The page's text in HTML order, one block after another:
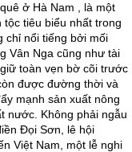
ở Hà Nam , là một
tiêu biểu nhất trong
chỉ nổi tiếng bởi mối
Vân Nga cũng như tài
toàn vẹn bờ cõi trước
được đường thời và
mạnh sản xuất nông
nước. Không phải ngẫu
Đọi Sơn, lê hội
Việt Nam, một lễ nghi